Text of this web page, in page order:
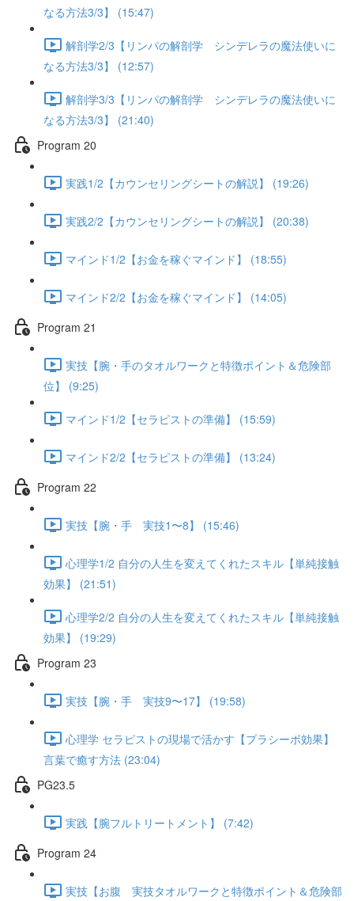
なる方法3/3】 (15:47)
解剖学2/3【リンパの解剖学 シンデレラの魔法使いに
なる方法3/3】 (12:57)
解剖学3/3【リンパの解剖学 シンデレラの魔法使いに
なる方法3/3】 (21:40)
Program 20
実践1/2【カウンセリングシートの解説】 (19:26)
実践2/2【カウンセリングシートの解説】 (20:38)
マインド1/2【お金を稼ぐマインド】 (18:55)
マインド2/2【お金を稼ぐマインド】 (14:05)
Program 21
実技【腕・手のタオルワークと特徴ポイント＆危険部
位】 (9:25)
マインド1/2【セラピストの準備】 (15:59)
マインド2/2【セラピストの準備】 (13:24)
Program 22
実技【腕・手 実技1〜8】 (15:46)
心理学1/2 自分の人生を変えてくれたスキル【単純接触
効果】 (21:51)
心理学2/2 自分の人生を変えてくれたスキル【単純接触
効果】 (19:29)
Program 23
実技【腕・手 実技9〜17】 (19:58)
心理学 セラピストの現場で活かす【プラシーボ効果】
言葉で癒す方法 (23:04)
PG23.5
実践【腕フルトリートメント】 (7:42)
Program 24
実技【お腹 実技タオルワークと特徴ポイント＆危険部